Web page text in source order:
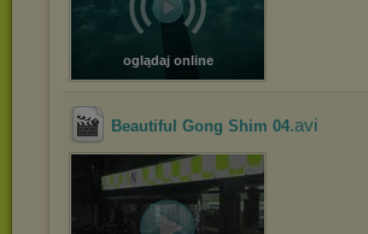
oglądaj online
Beautiful Gong Shim 04.avi